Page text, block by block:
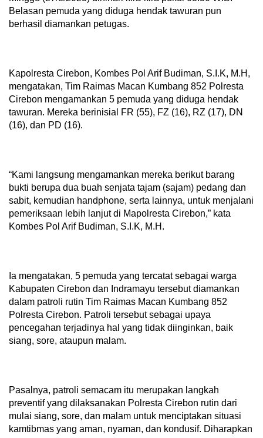
Belasan pemuda yang diduga hendak tawuran pun
berhasil diamankan petugas.
Kapolresta Cirebon, Kombes Pol Arif Budiman, S.I.K, M.H,
mengatakan, Tim Raimas Macan Kumbang 852 Polresta
Cirebon mengamankan 5 pemuda yang diduga hendak
tawuran. Mereka berinisial FR (55), FZ (16), RZ (17), DN
(16), dan PD (16).
“Kami langsung mengamankan mereka berikut barang
bukti berupa dua buah senjata tajam (sajam) pedang dan
sabit, kemudian handphone, serta lainnya, untuk menjalani
pemeriksaan lebih lanjut di Mapolresta Cirebon,” kata
Kombes Pol Arif Budiman, S.I.K, M.H.
Ia mengatakan, 5 pemuda yang tercatat sebagai warga
Kabupaten Cirebon dan Indramayu tersebut diamankan
dalam patroli rutin Tim Raimas Macan Kumbang 852
Polresta Cirebon. Patroli tersebut sebagai upaya
pencegahan terjadinya hal yang tidak diinginkan, baik
siang, sore, ataupun malam.
Pasalnya, patroli semacam itu merupakan langkah
preventif yang dilaksanakan Polresta Cirebon rutin dari
mulai siang, sore, dan malam untuk menciptakan situasi
kamtibmas yang aman, nyaman, dan kondusif. Diharapkan